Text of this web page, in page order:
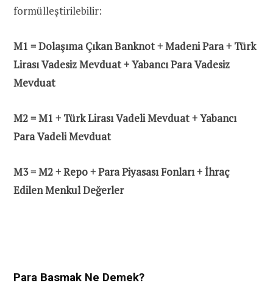
formülleştirilebilir:
M1 = Dolaşıma Çıkan Banknot + Madeni Para + Türk
Lirası Vadesiz Mevduat + Yabancı Para Vadesiz
Mevduat
M2 = M1 + Türk Lirası Vadeli Mevduat + Yabancı
Para Vadeli Mevduat
M3 = M2 + Repo + Para Piyasası Fonları + İhraç
Edilen Menkul Değerler
Para Basmak Ne Demek?